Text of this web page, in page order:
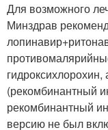
Для возможного
Минздрав
(рекомбинантный
рекомбинантный
версию не был